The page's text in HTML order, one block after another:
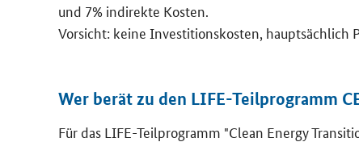
und 7% in­di­rek­te Kos­ten.
Vor­sicht: keine In­ves­ti­ti­ons­kos­ten, haupt­säch­lich
Wer berät zu den LIFE-​Teilprogramm
Für das LIFE-​Teilprogramm "Clean Energy